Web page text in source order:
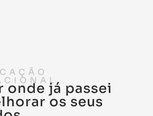
onde já passei
os seus